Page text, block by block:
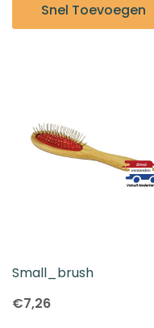
Snel Toevoegen
Small_brush
€7,26